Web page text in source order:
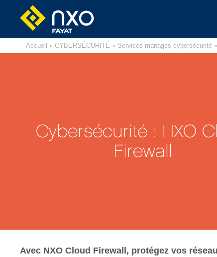
Accueil »CYBERSÉCURITÉ » Services managés cybersécurité
Cybersécurité : NXO
Firewall
Avec NXO Cloud Firewall, protégez vos